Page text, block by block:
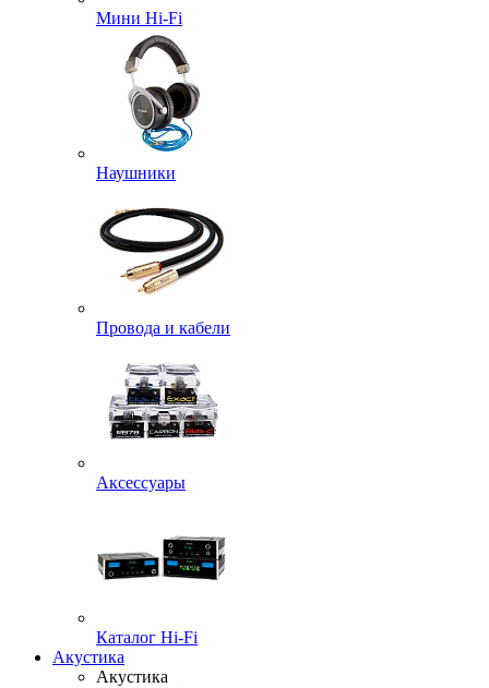
Мини Hi-Fi
Наушники
Провода и кабели
Аксессуары
Каталог Hi-Fi
Акустика
Акустика